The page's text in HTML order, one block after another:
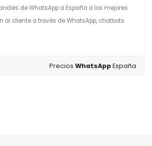
de WhatsApp a España a los mejores
al cliente a través de WhatsApp, chatbots
PreciosWhatsAppEspaña